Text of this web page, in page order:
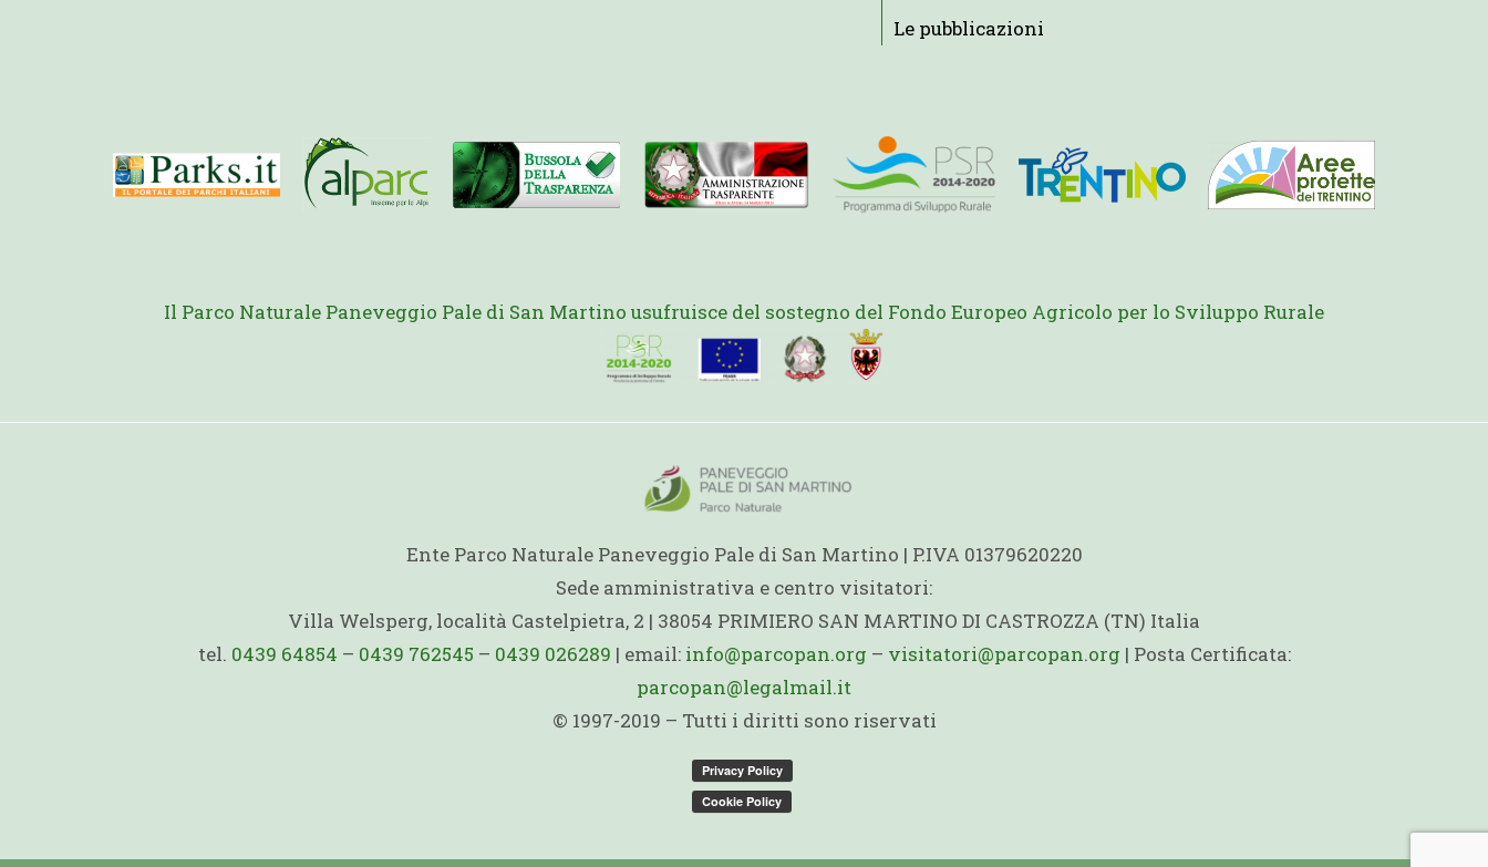
Le pubblicazioni
Il Parco Naturale Paneveggio Pale di San Martino usufruisce del sostegno del Fondo Europeo Agricolo per lo Sviluppo Rurale
Ente Parco Naturale Paneveggio Pale di San Martino | P.IVA 01379620220
Sede amministrativa e centro visitatori:
Villa Welsperg, località Castelpietra, 2 | 38054 PRIMIERO SAN MARTINO DI CASTROZZA (TN) Italia
tel. 0439 64854 – 0439 762545 – 0439 026289 | email: info@parcopan.org – visitatori@parcopan.org | Posta Certificata:
parcopan@legalmail.it
© 1997-2019 – Tutti i diritti sono riservati